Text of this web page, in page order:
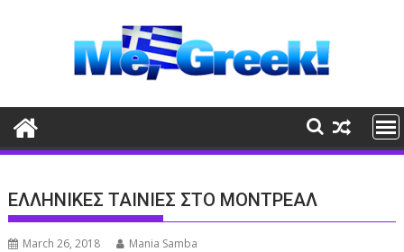
ΕΛΛΗΝΙΚΕΣ ΤΑΙΝΙΕΣ ΣΤΟ ΜΟΝΤΡΕΑΛ
March 26, 2018 Mania Samba